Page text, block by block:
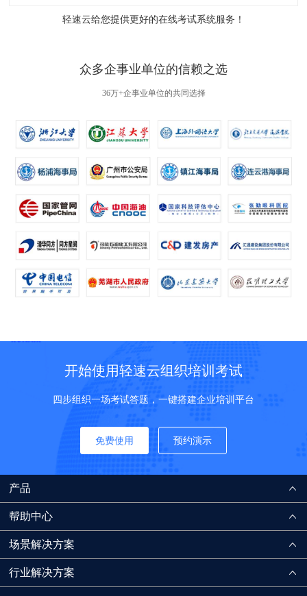
轻速云给您提供更好的在线考试系统服务！
众多企事业单位的信赖之选
36万+企事业单位的共同选择
开始使用轻速云组织培训考试
四步组织一场考试答题，一键搭建企业培训平台
免费使用 预约演示
产品
帮助中心
场景解决方案
行业解决方案